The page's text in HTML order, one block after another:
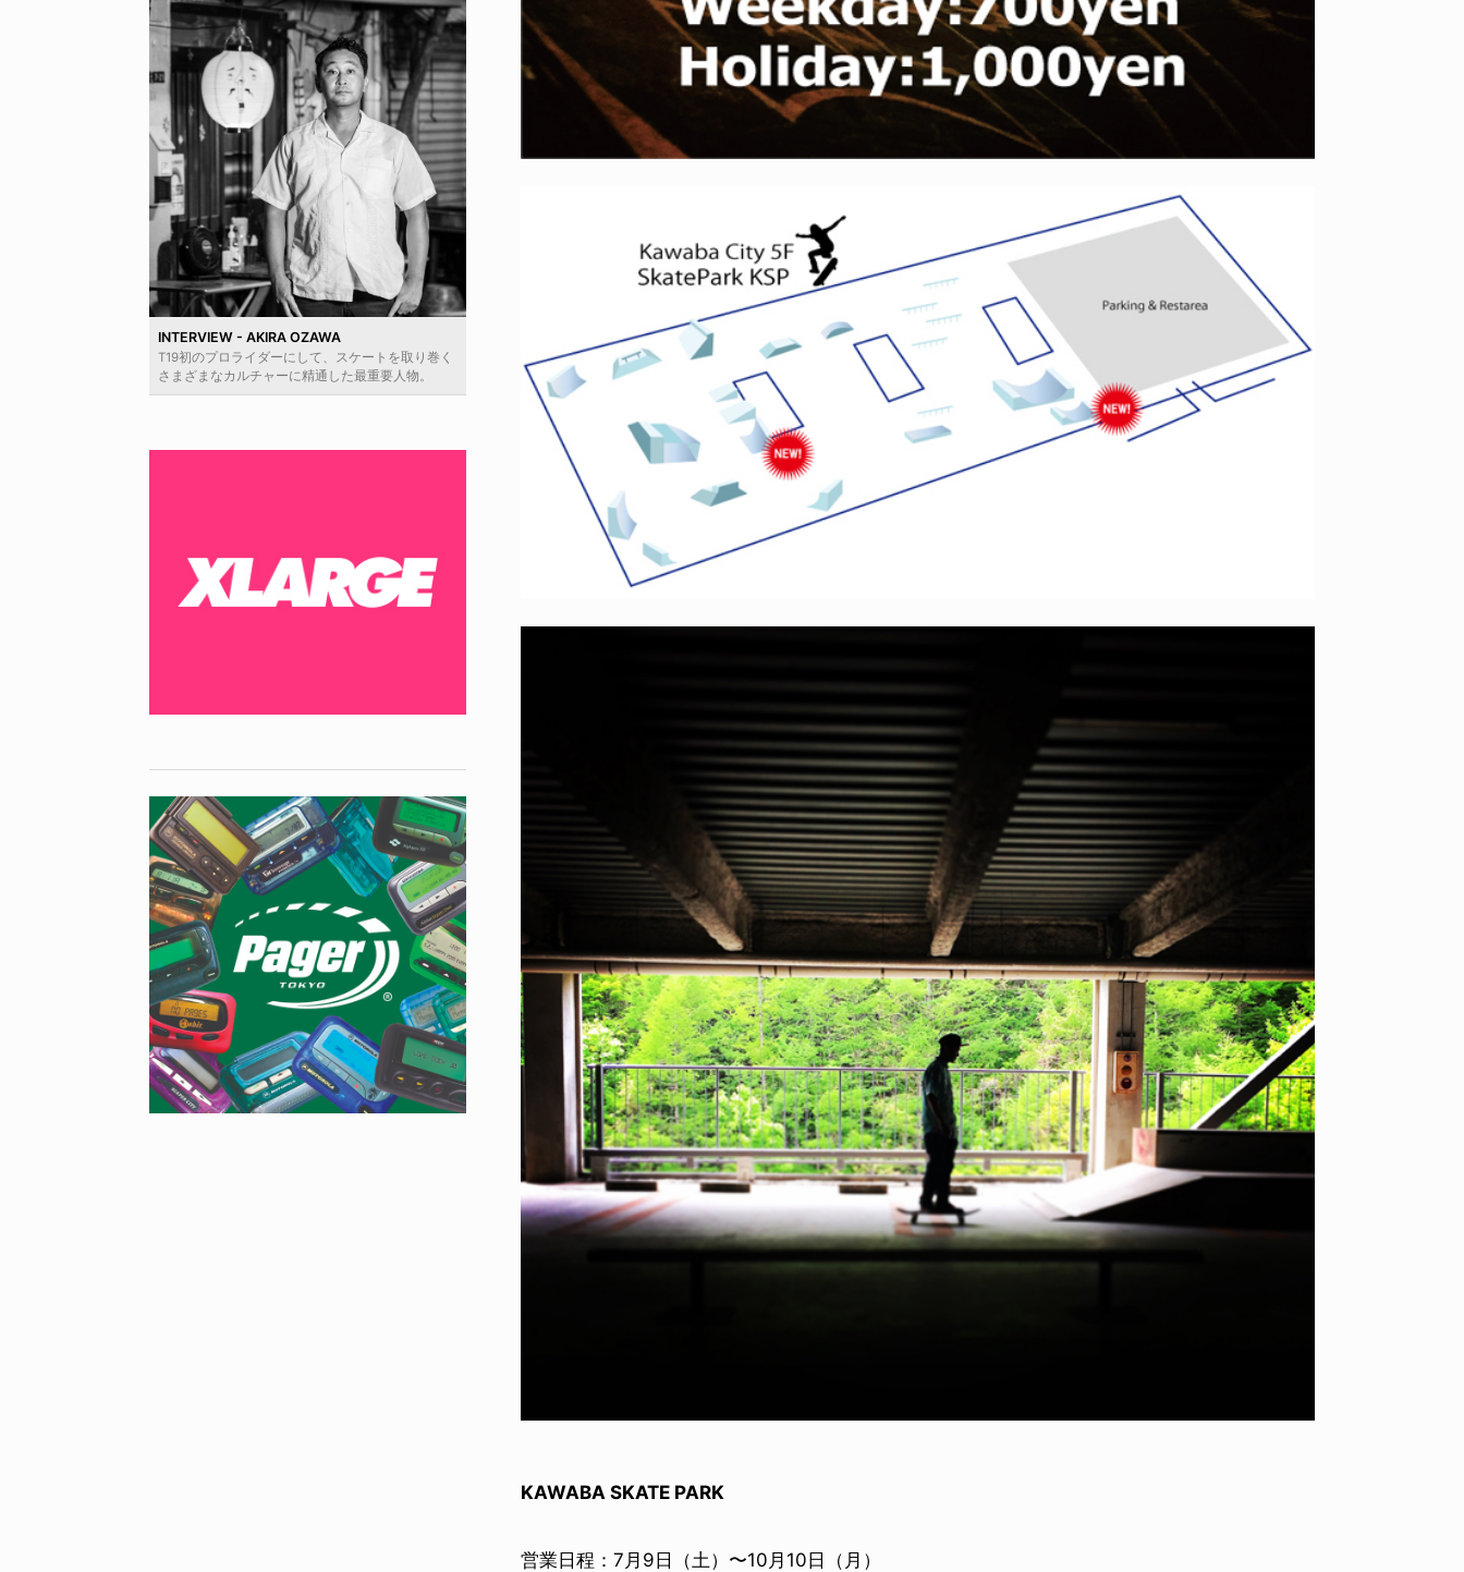
INTERVIEW - AKIRA OZAWA
T19初のプロライダーにして、スケートを取り巻く
さまざまなカルチャーに精通した最重要人物。
KAWABA SKATE PARK
営業日程：7月9日（土）〜10月10日（月）